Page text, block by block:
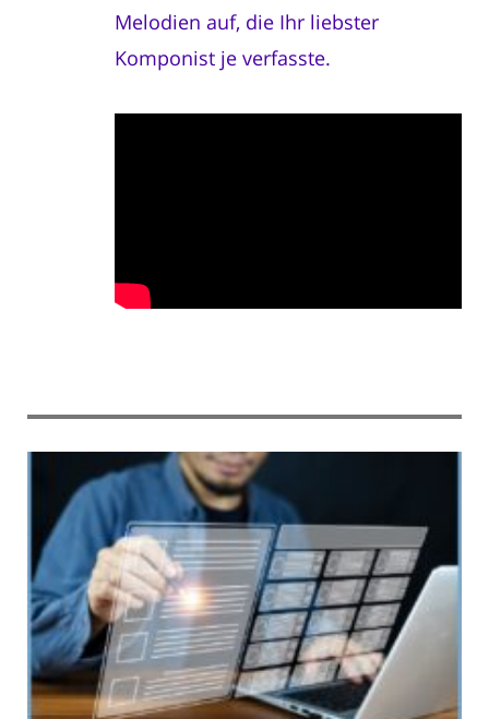
Melodien auf, die Ihr liebster
Komponist je verfasste.